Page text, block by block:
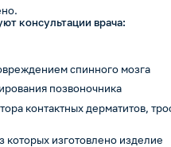
консультации врача:
спинного мозга
позвоночника
контактных дерматитов,
которых изготовлено изделие